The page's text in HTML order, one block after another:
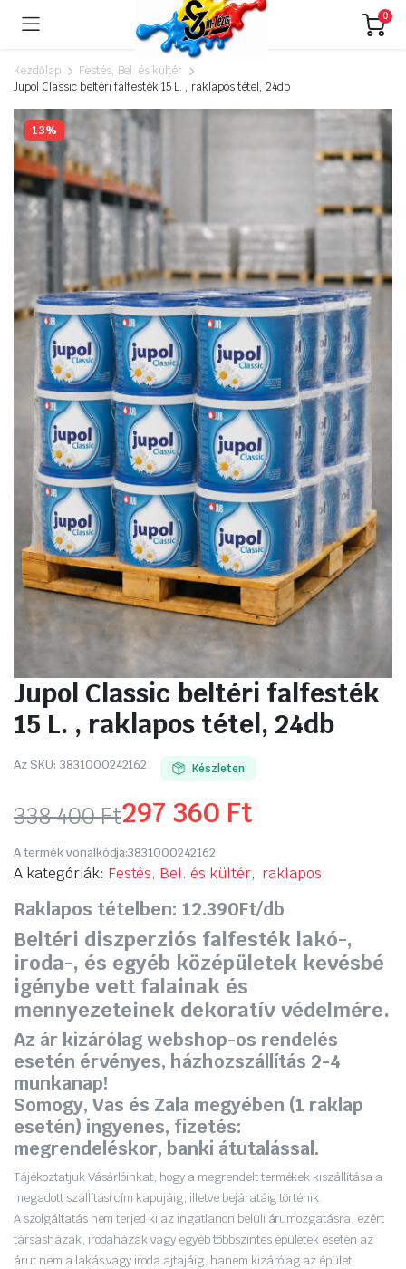
0
Kezdőlap
Festés, Bel. és kültér
Jupol Classic beltéri falfesték 15 L. , raklapos tétel, 24db
13%
Jupol Classic beltéri falfesték
15 L. , raklapos tétel, 24db
Az SKU: 3831000242162 Készleten
338 400Ft
Original
price
was:
338
400 Ft.
297 360 Ft
Current
price
is:
297
360 Ft.
A termék vonalkódja:3831000242162
A kategóriák: Festés, Bel. és kültér, raklapos
Raklapos tételben: 12.390Ft/db
Beltéri diszperziós falfesték lakó-,
iroda-, és egyéb középületek kevésbé
igénybe vett falainak és
mennyezeteinek dekoratív védelmére.
Az ár kizárólag webshop-os rendelés
esetén érvényes, házhozszállítás 2-4
munkanap!
Somogy, Vas és Zala megyében (1 raklap
esetén) ingyenes, fizetés:
megrendeléskor, banki átutalással.
Tájékoztatjuk Vásárlóinkat, hogy a megrendelt termékek kiszállítása a
megadott szállítási cím kapujáig, illetve bejáratáig történik.
A szolgáltatás nem terjed ki az ingatlanon belüli árumozgatásra, ezért
társasházak, irodaházak vagy egyéb többszintes épületek esetén az
árut nem a lakás vagy iroda ajtajáig, hanem kizárólag az épület